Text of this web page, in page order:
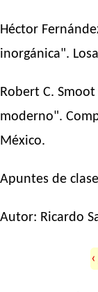
Héctor
inorgánica".
Robert C.
moderno".
México.
Apuntes de
Autor: Ricardo
‹